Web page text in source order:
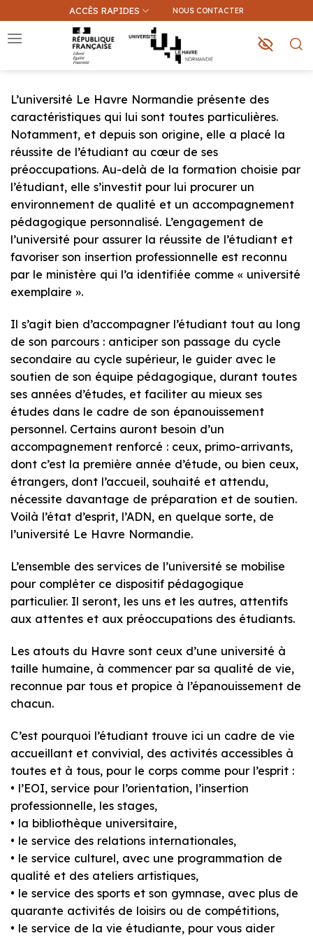
au
contenu
ACCÈS RAPIDES NOUS CONTACTER
Que recherchez-vous ?
Une information sur ce site
Une formation
L’université Le Havre Normandie présente des
caractéristiques qui lui sont toutes particulières.
Notamment, et depuis son origine, elle a placé la
réussite de l’étudiant au cœur de ses
préoccupations. Au-delà de la formation choisie par
l’étudiant, elle s’investit pour lui procurer un
environnement de qualité et un accompagnement
pédagogique personnalisé. L’engagement de
l’université pour assurer la réussite de l’étudiant et
favoriser son insertion professionnelle est reconnu
par le ministère qui l’a identifiée comme « université
exemplaire ».
Il s’agit bien d’accompagner l’étudiant tout au long
de son parcours : anticiper son passage du cycle
secondaire au cycle supérieur, le guider avec le
soutien de son équipe pédagogique, durant toutes
ses années d’études, et faciliter au mieux ses
études dans le cadre de son épanouissement
personnel. Certains auront besoin d’un
accompagnement renforcé : ceux, primo-arrivants,
dont c’est la première année d’étude, ou bien ceux,
étrangers, dont l’accueil, souhaité et attendu,
nécessite davantage de préparation et de soutien.
Voilà l’état d’esprit, l’ADN, en quelque sorte, de
l’université Le Havre Normandie.
L’ensemble des services de l’université se mobilise
pour compléter ce dispositif pédagogique
particulier. Il seront, les uns et les autres, attentifs
aux attentes et aux préoccupations des étudiants.
Les atouts du Havre sont ceux d’une université à
taille humaine, à commencer par sa qualité de vie,
reconnue par tous et propice à l’épanouissement de
chacun.
C’est pourquoi l’étudiant trouve ici un cadre de vie
accueillant et convivial, des activités accessibles à
toutes et à tous, pour le corps comme pour l’esprit :
• l’EOI, service pour l’orientation, l’insertion
professionnelle, les stages,
• la bibliothèque universitaire,
• le service des relations internationales,
• le service culturel, avec une programmation de
qualité et des ateliers artistiques,
• le service des sports et son gymnase, avec plus de
quarante activités de loisirs ou de compétitions,
• le service de la vie étudiante, pour vous aider